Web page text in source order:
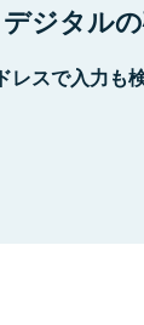
ジタルの
レスで入力も